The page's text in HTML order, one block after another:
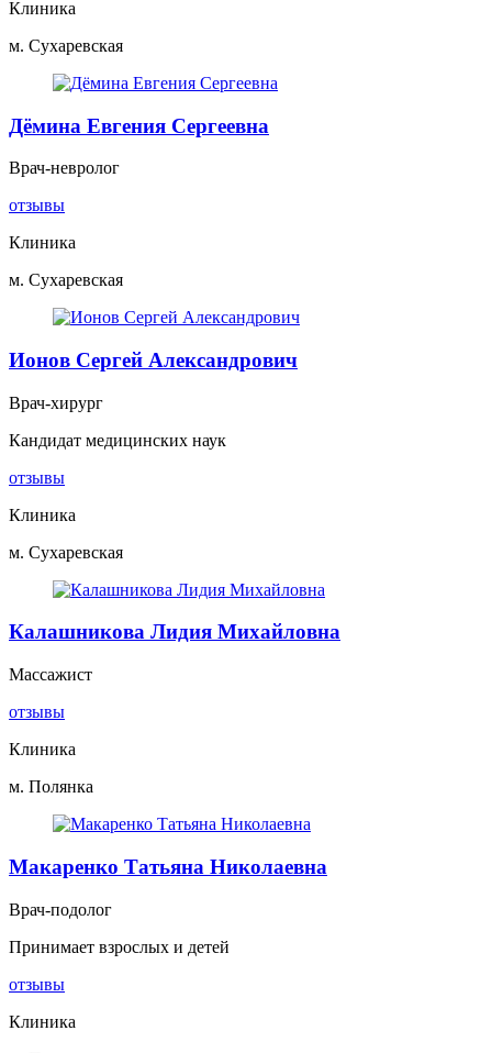
Клиника
м. Сухаревская
Дёмина Евгения Сергеевна
Врач-невролог
отзывы
Клиника
м. Сухаревская
Ионов Сергей Александрович
Врач-хирург
Кандидат медицинских наук
отзывы
Клиника
м. Сухаревская
Калашникова Лидия Михайловна
Массажист
отзывы
Клиника
м. Полянка
Макаренко Татьяна Николаевна
Врач-подолог
Принимает взрослых и детей
отзывы
Клиника